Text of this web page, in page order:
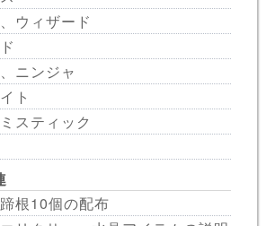
ウィザード
ニンジャ
ト
スティック
根10個の配布